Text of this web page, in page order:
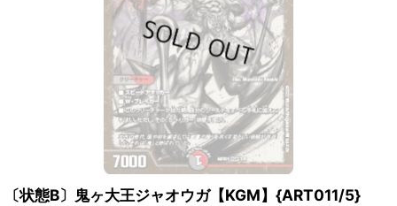
〔状態B〕鬼ヶ大王ジャオウガ【KGM】{ART011/5}